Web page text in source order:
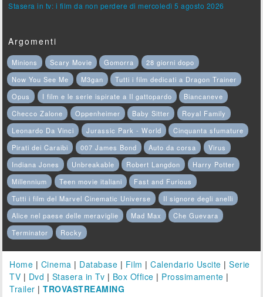
Stasera in tv: i film da non perdere di mercoledì 5 agosto 2026
Argomenti
Minions Scary Movie Gomorra
28 giorni dopo
Now You See Me
M3gan
Tutti i film dedicati a Dragon Trainer
Opus
I film e le serie ispirate a Il gattopardo
Biancaneve
Checco Zalone
Oppenheimer Baby Sitter
Royal Family
Leonardo Da Vinci
Jurassic Park - World
Cinquanta sfumature
Pirati dei Caraibi
007 James Bond Auto da corsa
Virus
Indiana Jones
Unbreakable Robert Langdon
Harry Potter
Millennium
Teen movie italiani
Fast and Furious
Tutti i film del Marvel Cinematic Universe
Il signore degli anelli
Alice nel paese delle meraviglie
Mad Max
Che Guevara
Terminator
Rocky
Home | Cinema | Database | Film |Calendario Uscite |Serie
TV | Dvd | Stasera in Tv | Box Office | Prossimamente |
Trailer |TROVASTREAMING